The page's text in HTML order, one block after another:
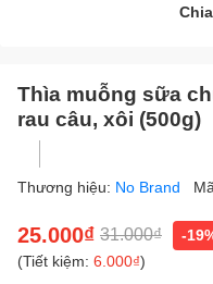
Thìa muỗng sữa
rau câu, xôi (500g)
Thương hiệu: No Brand
25.000₫ 31.000₫
-
(Tiết kiệm: 6.000₫)